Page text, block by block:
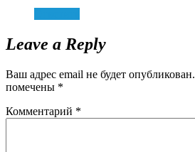
Leave a Reply
Ваш адрес email не будет опубликован.
помечены *
Комментарий *